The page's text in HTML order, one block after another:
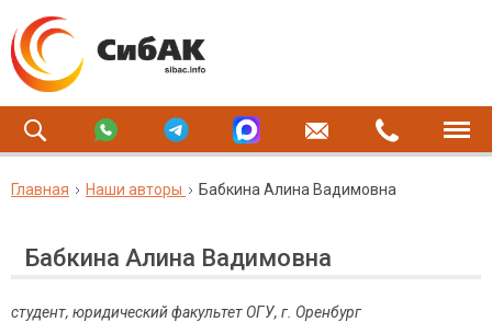
Главная Наши авторы Бабкина Алина Вадимовна
Бабкина Алина Вадимовна
студент, юридический факультет ОГУ, г. Оренбург